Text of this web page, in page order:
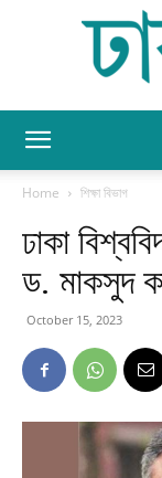
Home শিক্ষা বিভাগ
ঢাকা
ড. মাকসুদ
October 15, 2023